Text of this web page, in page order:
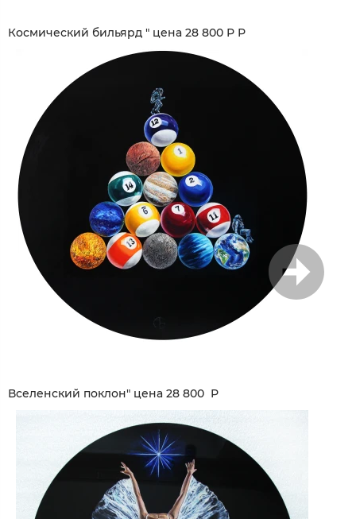
Космический бильярд " цена 28 800 Р Р
Вселенский поклон" цена 28 800 Р